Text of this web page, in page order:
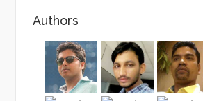
Authors